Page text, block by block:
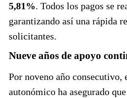
5,81%. Todos los pagos se
garantizando así una rápida
solicitantes.
Nueve años de apoyo
Por noveno año consecutivo,
autonómico ha asegurado